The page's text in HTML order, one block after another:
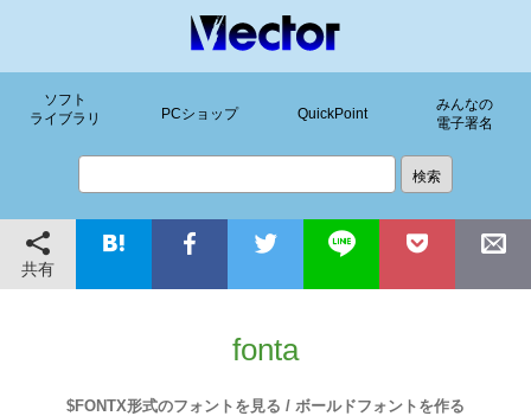
ソフト
ライブラリ
PCショップ QuickPoint
みんなの
電子署名
共有
fonta
$FONTX形式のフォントを見る / ボールドフォントを作る